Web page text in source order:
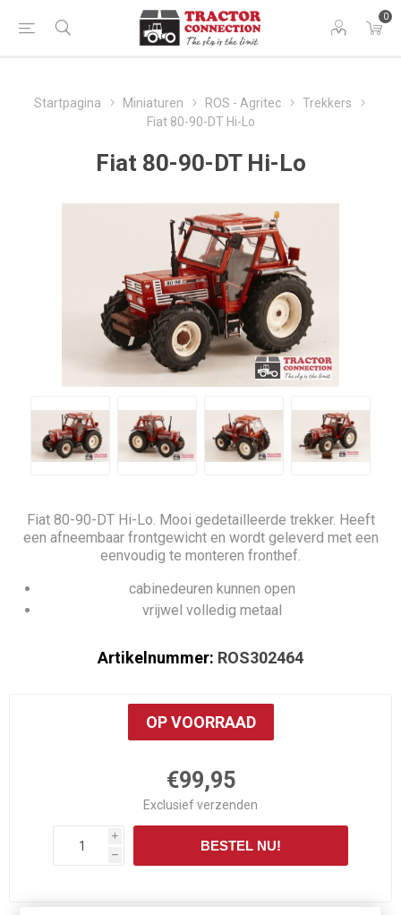
0
Startpagina Miniaturen ROS - Agritec
Trekkers
Fiat 80-90-DT Hi-Lo
Fiat 80-90-DT Hi-Lo
Fiat 80-90-DT Hi-Lo. Mooi gedetailleerde trekker. Heeft
een afneembaar frontgewicht en wordt geleverd met een
eenvoudig te monteren fronthef.
cabinedeuren kunnen open
vrijwel volledig metaal
Artikelnummer: ROS302464
OP VOORRAAD
€99,95
Exclusiefverzenden
i
h
BESTEL NU!